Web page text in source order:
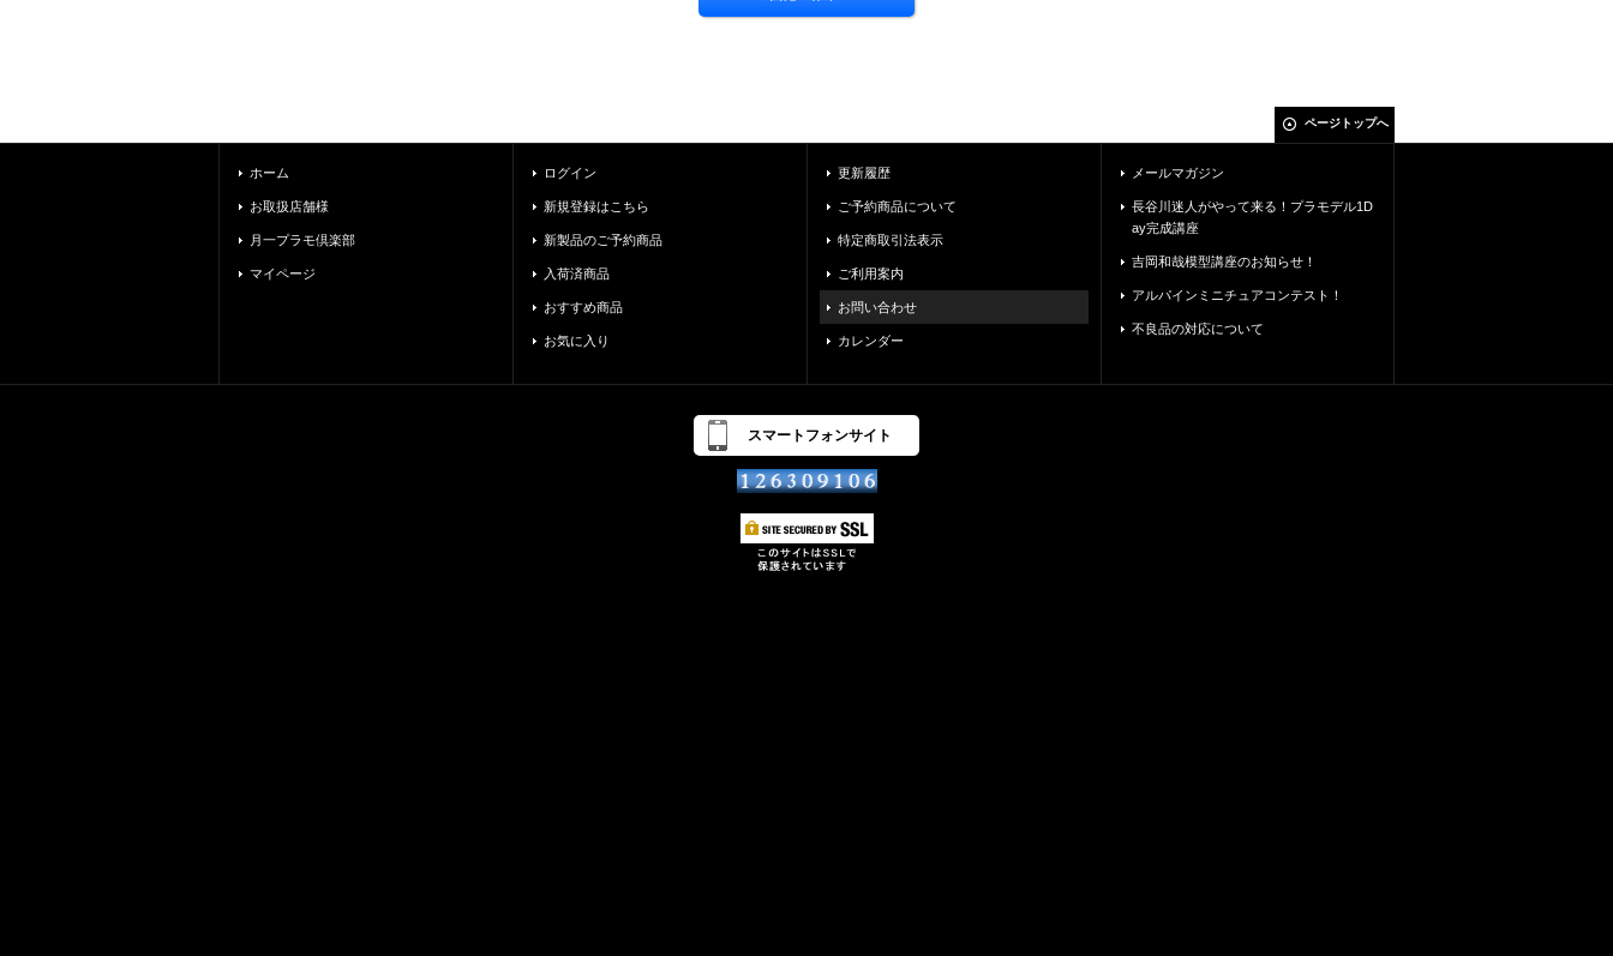
ページトップへ
ホーム
お取扱店舗様
月一プラモ倶楽部
マイページ
ログイン
新規登録はこちら
新製品のご予約商品
入荷済商品
おすすめ商品
お気に入り
更新履歴
ご予約商品について
特定商取引法表示
ご利用案内
お問い合わせ
カレンダー
メールマガジン
長谷川迷人がやって来る！プラモデル1D
ay完成講座
吉岡和哉模型講座のお知らせ！
アルパインミニチュアコンテスト！
不良品の対応について
スマートフォンサイト